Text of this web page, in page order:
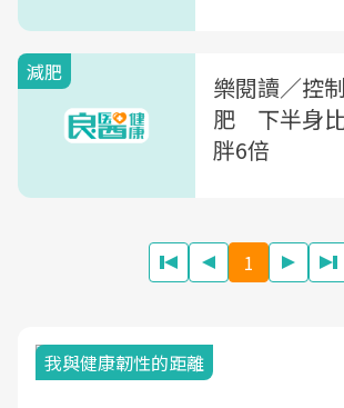
減肥
樂閱讀／控
肥 下半身
胖6倍
1
我與健康韌性的距離